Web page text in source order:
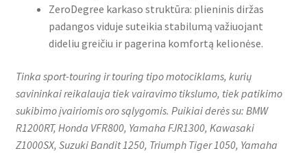
ZeroDegree karkaso struktūra: plieninis diržas
padangos viduje suteikia stabilumą važiuojant
dideliu greičiu ir pagerina komfortą kelionėse.
Tinka sport-touring ir touring tipo motociklams, kurių
savininkai reikalauja tiek vairavimo tikslumo, tiek patikimo
sukibimo įvairiomis oro sąlygomis. Puikiai derės su: BMW
R1200RT, Honda VFR800, Yamaha FJR1300, Kawasaki
Z1000SX, Suzuki Bandit 1250, Triumph Tiger 1050, Yamaha